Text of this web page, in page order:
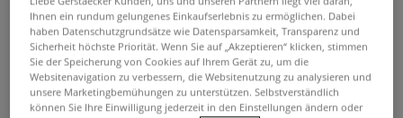
Ihnen ein rundum gelungenes Einkaufserlebnis zu ermöglichen. Dabei
haben Datenschutzgrundsätze wie Datensparsamkeit, Transparenz und
Sicherheit höchste Priorität. Wenn Sie auf „Akzeptieren“ klicken, stimmen
Sie der Speicherung von Cookies auf Ihrem Gerät zu, um die
Websitenavigation zu verbessern, die Websitenutzung zu analysieren und
unsere Marketingbemühungen zu unterstützen. Selbstverständlich
können Sie Ihre Einwilligung jederzeit in den Einstellungen ändern oder